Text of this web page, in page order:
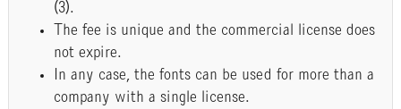
(3).
The fee is unique and the commercial license does
not expire.
In any case, the fonts can be used for more than a
company with a single license.